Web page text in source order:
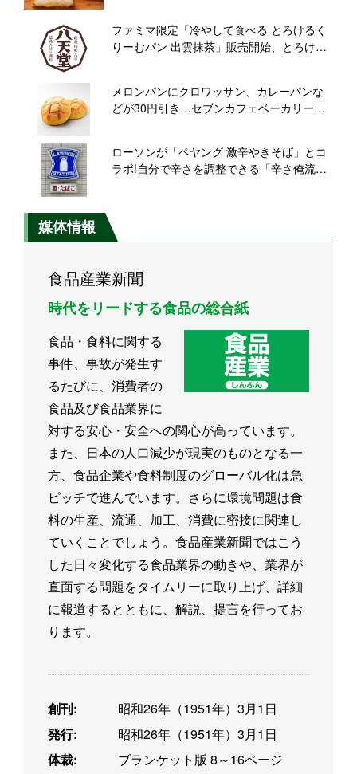
ファミマ限定「冷やして食べる とろけるく
りーむパン 出雲抹茶」販売開始、とろける
メロンパンにクロワッサン、カレーパンな
どが30円引き…セブンカフェベーカリー全
ローソンが「ペヤング 激辛やきそば」とコ
ラボ!自分で辛さを調整できる「辛さ俺流焼
媒体情報
食品産業新聞
時代をリードする食品の総合紙
食品・食料に関する
事件、事故が発生す
るたびに、消費者の
食品及び食品業界に
対する安心・安全への関心が高っています。
また、日本の人口減少が現実のものとなる一
方、食品企業や食料制度のグローバル化は急
ピッチで進んでいます。さらに環境問題は食
料の生産、流通、加工、消費に密接に関連し
ていくことでしょう。食品産業新聞ではこう
した日々変化する食品業界の動きや、業界が
直面する問題をタイムリーに取り上げ、詳細
に報道するとともに、解説、提言を行ってお
ります。
創刊:
昭和26年（1951年）3月1日
発行:
昭和26年（1951年）3月1日
体裁:
ブランケット版 8～16ページ